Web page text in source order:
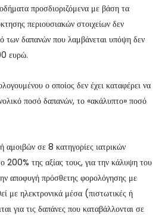
προσδιοριζόμενα με βάση τα
περιουσιακών στοιχείων δεν
των δαπανών που λαμβάνεται υπόψη δεν
ευρώ.
ο οποίος δεν έχει καταφέρει να
ποσό δαπανών, το «ακάλυπτο» ποσό
αμοιβών σε 8 κατηγορίες ιατρικών
200% της αξίας τους, για την κάλυψη του
αποφυγή πρόσθετης φορολόγησης με
με ηλεκτρονικά μέσα (πιστωτικές ή
για τις δαπάνες που καταβάλλονται σε